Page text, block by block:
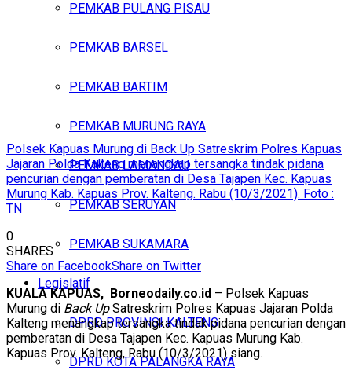
PEMKAB PULANG PISAU
PEMKAB BARSEL
PEMKAB BARTIM
PEMKAB MURUNG RAYA
PEMKAB LAMANDAU
PEMKAB SERUYAN
PEMKAB SUKAMARA
Legislatif
DPRD PROVINSI KALTENG
DPRD KOTA PALANGKA RAYA
Polsek Kapuas Murung di Back Up Satreskrim Polres Kapuas
Jajaran Polda Kalteng menangkap tersangka tindak pidana
pencurian dengan pemberatan di Desa Tajapen Kec. Kapuas
Murung Kab. Kapuas Prov. Kalteng. Rabu (10/3/2021). Foto :
TN
0
SHARES
Share on FacebookShare on Twitter
KUALA KAPUAS, Borneodaily.co.id – Polsek Kapuas
Murung di Back UpSatreskrim Polres Kapuas Jajaran Polda
Kalteng menangkap tersangka tindak pidana pencurian dengan
pemberatan di Desa Tajapen Kec. Kapuas Murung Kab.
Kapuas Prov. Kalteng, Rabu (10/3/2021) siang.